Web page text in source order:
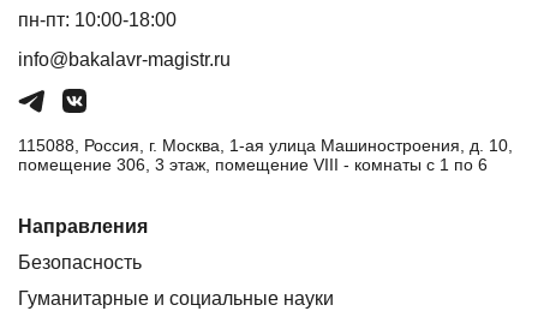
пн-пт: 10:00-18:00
info@bakalavr-magistr.ru
115088, Россия, г. Москва, 1-ая улица Машиностроения, д. 10,
помещение 306, 3 этаж, помещение VIII - комнаты с 1 по 6
Направления
Безопасность
Гуманитарные и социальные науки